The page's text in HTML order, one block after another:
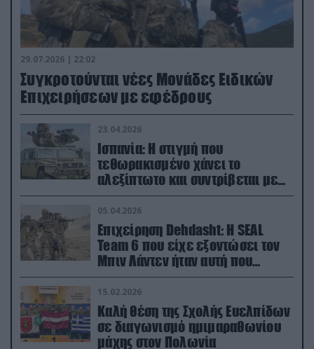
29.07.2026 | 22:02
Συγκροτούνται νέες Μονάδες Ειδικών
Επιχειρήσεων με εφέδρους
23.04.2026
Ισπανία: Η στιγμή που
τεθωρακισμένο χάνει το
αλεξίπτωτο και συντρίβεται με
ορμή στο έδαφος (βίντεο)
05.04.2026
Επιχείρηση Dehdasht: Η SEAL
Team 6 που είχε εξοντώσει τον
Μπιν Λάντεν ήταν αυτή που
διέσωσε τον πιλότο του F-15
15.02.2026
Καλή θέση της Σχολής Ευελπίδων
σε διαγωνισμό ημιμαραθωνίου
μάχης στον Πολωνία